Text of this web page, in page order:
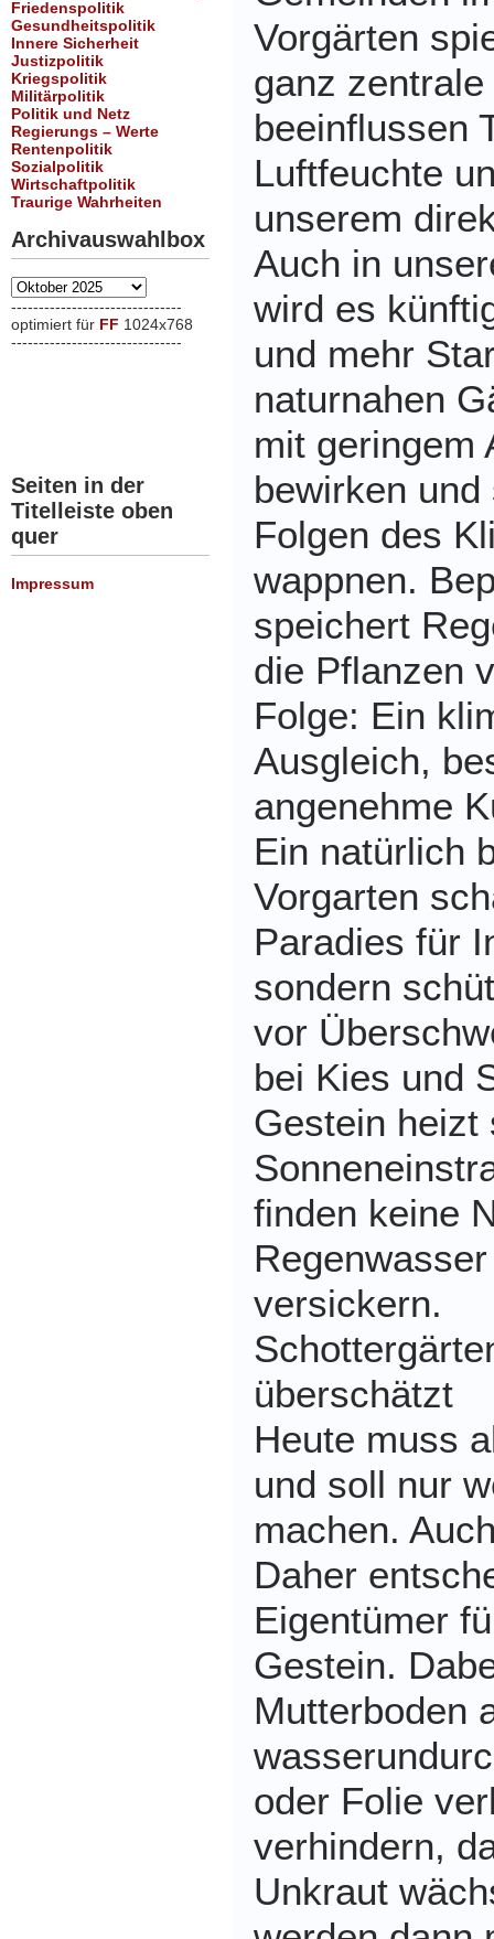
Friedenspolitik
Gesundheitspolitik
Innere Sicherheit
Justizpolitik
Kriegspolitik
Militärpolitik
Politik und Netz
Regierungs – Werte
Rentenpolitik
Sozialpolitik
Wirtschaftpolitik
Traurige Wahrheiten
Archivauswahlbox
Archivauswahlbox
-------------------------------
optimiert für FF 1024x768
-------------------------------
Seiten in der
Titelleiste oben
quer
Impressum
Vorgärten
ganz
beeinflussen
Luftfeuchte
unserem
Auch in
wird es
und mehr
naturnahen
mit geringem
bewirken
Folgen des
wappnen.
speichert
die Pflanzen
Folge: Ein
Ausgleich,
angenehme
Ein natürlich
Vorgarten
Paradies für
sondern
vor
bei Kies und
Gestein heizt
finden keine
versickern.
überschätzt
Heute muss
und soll nur
machen.
Daher
Eigentümer
Gestein.
Mutterboden
oder Folie
verhindern,
Unkraut